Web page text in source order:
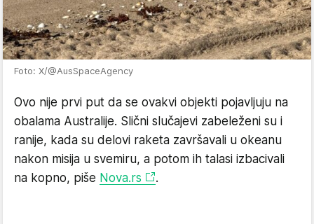
Foto: X/@AusSpaceAgency
Ovo nije prvi put da se ovakvi objekti pojavljuju na
obalama Australije. Slični slučajevi zabeleženi su i
ranije, kada su delovi raketa završavali u okeanu
nakon misija u svemiru, a potom ih talasi izbacivali
na kopno, piše Nova.rs .